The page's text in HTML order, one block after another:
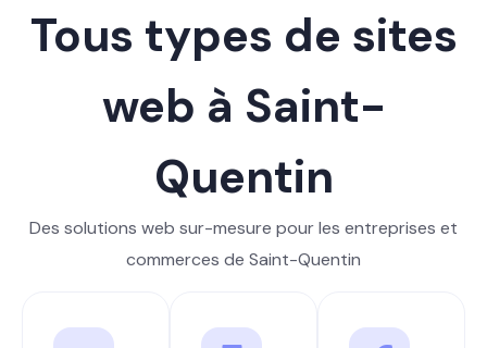
Tous types de sites
web à Saint-
Quentin
Des solutions web sur-mesure pour les entreprises et
commerces de Saint-Quentin